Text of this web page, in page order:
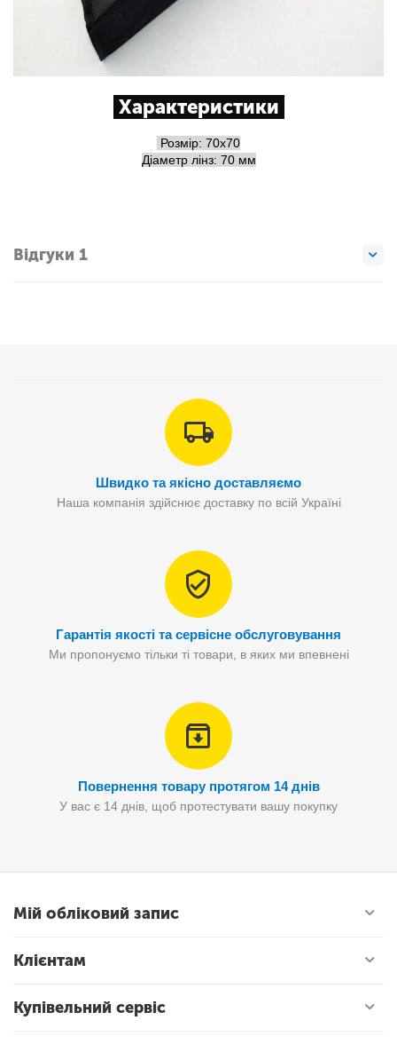
Характеристики
Розмір: 70x70
Діаметр лінз: 70 мм
Відгуки 1
Швидко та якісно доставляємо
Наша компанія здійснює доставку по всій Україні
Гарантія якості та сервісне обслуговування
Ми пропонуємо тільки ті товари, в яких ми впевнені
Повернення товару протягом 14 днів
У вас є 14 днів, щоб протестувати вашу покупку
Мій обліковий запис
Клієнтам
Купівельний сервіс